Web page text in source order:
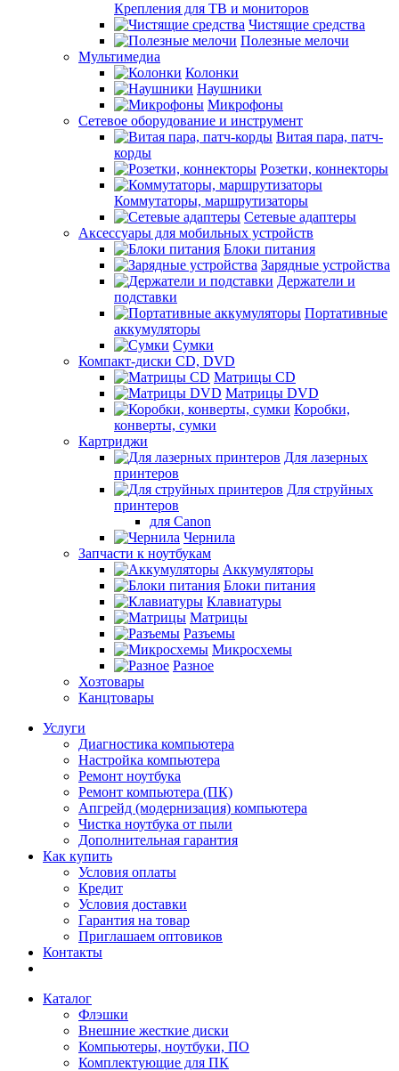
Крепления для ТВ и мониторов
Чистящие средства
Полезные мелочи
Мультимедиа
Колонки
Наушники
Микрофоны
Сетевое оборудование и инструмент
Витая пара, патч-
корды
Розетки, коннекторы
Коммутаторы, маршрутизаторы
Сетевые адаптеры
Аксессуары для мобильных устройств
Блоки питания
Зарядные устройства
Держатели и
подставки
Портативные
аккумуляторы
Сумки
Компакт-диски CD, DVD
Матрицы CD
Матрицы DVD
Коробки,
конверты, сумки
Картриджи
Для лазерных
принтеров
Для струйных
принтеров
для Canon
Чернила
Запчасти к ноутбукам
Аккумуляторы
Блоки питания
Клавиатуры
Матрицы
Разъемы
Микросхемы
Разное
Хозтовары
Канцтовары
Услуги
Диагностика компьютера
Настройка компьютера
Ремонт ноутбука
Ремонт компьютера (ПК)
Апгрейд (модернизация) компьютера
Чистка ноутбука от пыли
Дополнительная гарантия
Как купить
Условия оплаты
Кредит
Условия доставки
Гарантия на товар
Приглашаем оптовиков
Контакты
Каталог
Флэшки
Внешние жесткие диски
Компьютеры, ноутбуки, ПО
Комплектующие для ПК